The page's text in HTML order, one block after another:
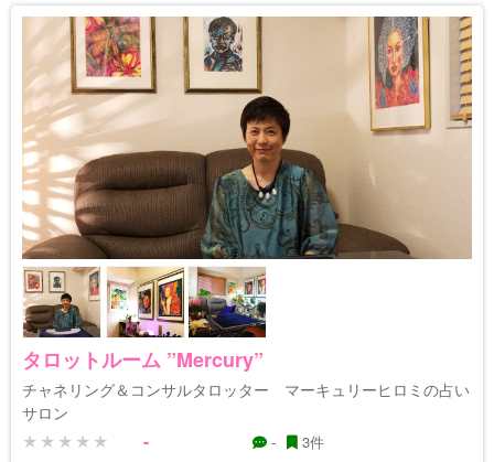
タロットルーム ”Mercury”
チャネリング＆コンサルタロッター マーキュリーヒロミの占い
サロン
- - 3件